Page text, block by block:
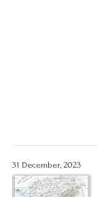
31 December, 2023